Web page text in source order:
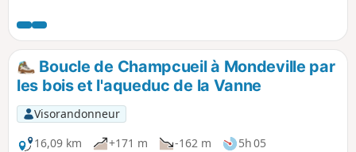
Boucle de Champcueil à Mondeville par
les bois et l'aqueduc de la Vanne
Visorandonneur
16,09 km
+171 m -162 m
5h 05